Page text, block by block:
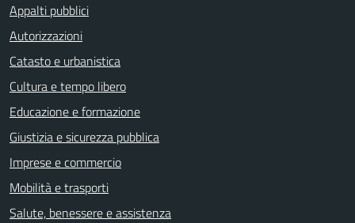
Appalti pubblici
Autorizzazioni
Catasto e urbanistica
Cultura e tempo libero
Educazione e formazione
Giustizia e sicurezza pubblica
Imprese e commercio
Mobilità e trasporti
Salute, benessere e assistenza